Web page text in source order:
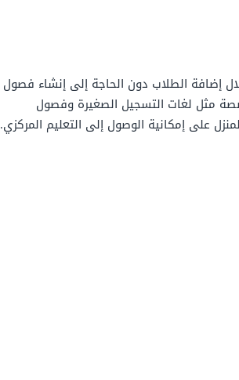
إضافة الطلاب دون الحاجة إلى إنشاء فصول
مثل لغات التسجيل الصغيرة وفصول
على إمكانية الوصول إلى التعليم المركزي.